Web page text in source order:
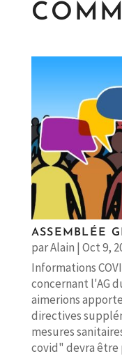
ASSEMBLÉE
parAlain | Oct 9,
Informations
concernant l'AG
aimerions
directives
mesures
covid" devra être